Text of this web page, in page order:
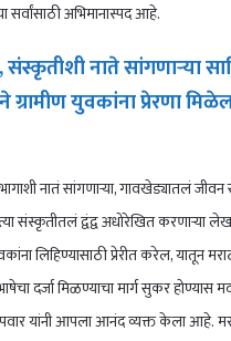
अभिमानास्पद आहे.
संस्कृतीशी नाते सांगणाऱ्या
ग्रामीण युवकांना प्रेरणा
भागाशी नातं सांगणाऱ्या, गावखेड्यातलं
संस्कृतीतलं द्वंद्व अधोरेखित करणाऱ्या
लिहिण्यासाठी प्रेरीत करेल, यातून
दर्जा मिळण्याचा मार्ग सुकर होण्यास
यांनी आपला आनंद व्यक्त केला आहे.